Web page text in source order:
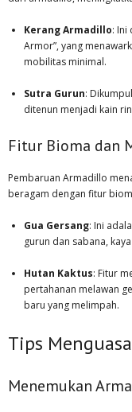
Kerang Armadillo: Ini
Armor”, yang
mobilitas minimal.
Sutra Gurun:
ditenun menjadi kain
Fitur Bioma dan
Pembaruan Armadillo
beragam dengan fitur
Gua Gersang: Ini
gurun dan sabana,
Hutan Kaktus: Fitur
pertahanan melawan
baru yang melimpah.
Tips
Menemukan